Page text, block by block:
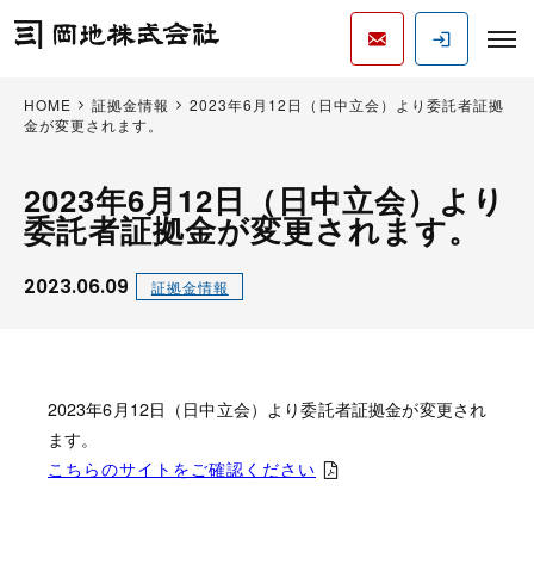
HOME 証拠金情報
2023年6月12日（日中立会）より委託者証拠
金が変更されます。
2023年6月12日（日中立会）より
委託者証拠金が変更されます。
2023.06.09 証拠金情報
2023年6月12日（日中立会）より委託者証拠金が変更され
ます。
こちらのサイトをご確認ください